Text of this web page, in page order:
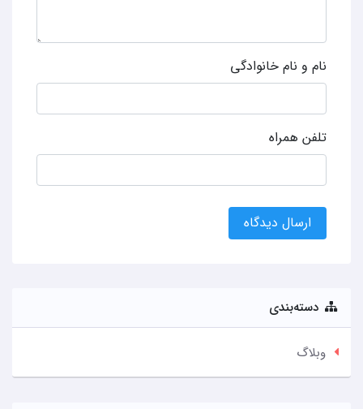
نام و نام خانوادگی
تلفن همراه
ارسال دیدگاه
دسته‌بندی
وبلاگ